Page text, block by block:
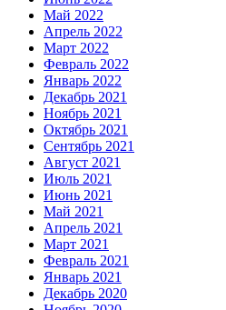
Май 2022
Апрель 2022
Март 2022
Февраль 2022
Январь 2022
Декабрь 2021
Ноябрь 2021
Октябрь 2021
Сентябрь 2021
Август 2021
Июль 2021
Июнь 2021
Май 2021
Апрель 2021
Март 2021
Февраль 2021
Январь 2021
Декабрь 2020